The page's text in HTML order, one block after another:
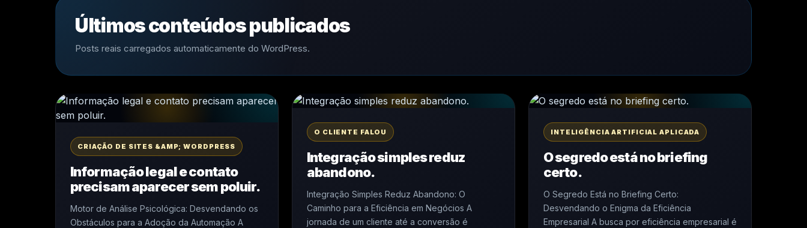
Últimos conteúdos publicados
Posts reais carregados automaticamente do WordPress.
CRIAÇÃO DE SITES &AMP; WORDPRESS
Informação legal e contato
precisam aparecer sem poluir.
Motor de Análise Psicológica: Desvendando os
Obstáculos para a Adoção da Automação A
O CLIENTE FALOU
Integração simples reduz
abandono.
Integração Simples Reduz Abandono: O
Caminho para a Eficiência em Negócios A
jornada de um cliente até a conversão é
INTELIGÊNCIA ARTIFICIAL APLICADA
O segredo está no briefing
certo.
O Segredo Está no Briefing Certo:
Desvendando o Enigma da Eficiência
Empresarial A busca por eficiência empresarial é